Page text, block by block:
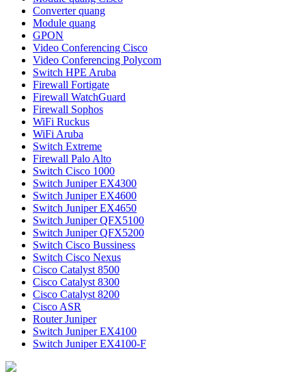
Converter quang
Module quang
GPON
Video Conferencing Cisco
Video Conferencing Polycom
Switch HPE Aruba
Firewall Fortigate
Firewall WatchGuard
Firewall Sophos
WiFi Ruckus
WiFi Aruba
Switch Extreme
Firewall Palo Alto
Switch Cisco 1000
Switch Juniper EX4300
Switch Juniper EX4600
Switch Juniper EX4650
Switch Juniper QFX5100
Switch Juniper QFX5200
Switch Cisco Bussiness
Switch Cisco Nexus
Cisco Catalyst 8500
Cisco Catalyst 8300
Cisco Catalyst 8200
Cisco ASR
Router Juniper
Switch Juniper EX4100
Switch Juniper EX4100-F